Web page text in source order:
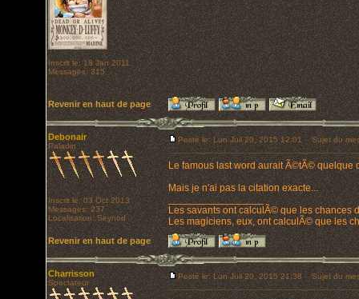
Inscrit le: 18 Jan 2011
Messages: 315
Revenir en haut de page
Debonair
Paladin
Inscrit le: 03 Oct 2013
Messages: 237
Localisation: Seynod
Posté le: Lun Juil 20, 2015 12:01 Sujet du
Le famous last word aurait Ã©tÃ© quelque
Mais je n'ai pas la citation exacte...
_________________
Les savants ont calculÃ© que les chances
Les magiciens, eux, ont calculÃ© que les
Revenir en haut de page
Charrisson
Spectateur
Posté le: Lun Juil 20, 2015 21:38 Sujet du